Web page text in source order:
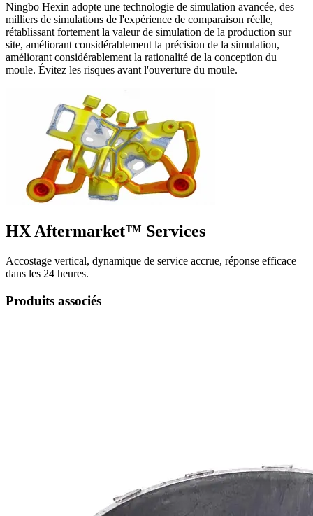
Ningbo Hexin adopte une technologie de simulation avancée, des
milliers de simulations de l'expérience de comparaison réelle,
rétablissant fortement la valeur de simulation de la production sur
site, améliorant considérablement la précision de la simulation,
améliorant considérablement la rationalité de la conception du
moule. Évitez les risques avant l'ouverture du moule.
HX Aftermarket™ Services
Accostage vertical, dynamique de service accrue, réponse efficace
dans les 24 heures.
Produits associés